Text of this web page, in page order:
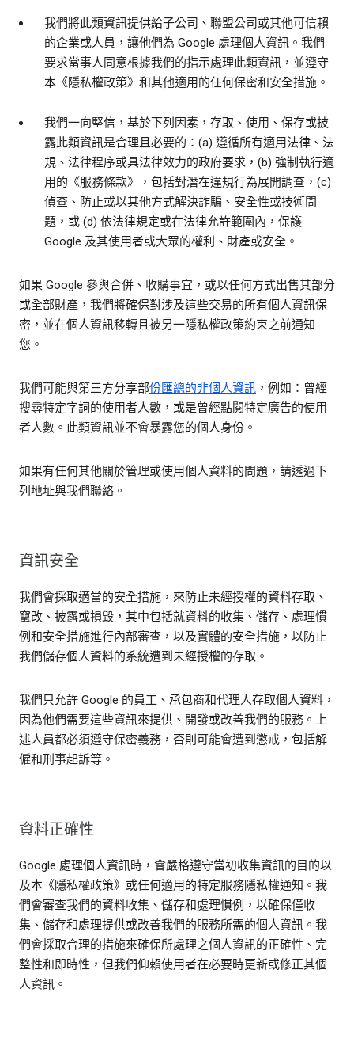
我們將此類資訊提供給子公司、聯盟公司或其他可信賴
的企業或人員，讓他們為 Google 處理個人資訊。我們
要求當事人同意根據我們的指示處理此類資訊，並遵守
本《隱私權政策》和其他適用的任何保密和安全措施。
我們一向堅信，基於下列因素，存取、使用、保存或披
露此類資訊是合理且必要的：(a) 遵循所有適用法律、法
規、法律程序或具法律效力的政府要求，(b) 強制執行適
用的《服務條款》，包括對潛在違規行為展開調查，(c)
偵查、防止或以其他方式解決詐騙、安全性或技術問
題，或 (d) 依法律規定或在法律允許範圍內，保護
Google 及其使用者或大眾的權利、財產或安全。
如果 Google 參與合併、收購事宜，或以任何方式出售其部分
或全部財產，我們將確保對涉及這些交易的所有個人資訊保
密，並在個人資訊移轉且被另一隱私權政策約束之前通知
您。
我們可能與第三方分享部份匯總的非個人資訊 ，例如：曾經
搜尋特定字詞的使用者人數，或是曾經點閱特定廣告的使用
者人數。此類資訊並不會暴露您的個人身份。
如果有任何其他關於管理或使用個人資料的問題，請透過下
列地址與我們聯絡。
資訊安全
我們會採取適當的安全措施，來防止未經授權的資料存取、
竄改、披露或損毀，其中包括就資料的收集、儲存、處理慣
例和安全措施進行內部審查，以及實體的安全措施，以防止
我們儲存個人資料的系統遭到未經授權的存取。
我們只允許 Google 的員工、承包商和代理人存取個人資料，
因為他們需要這些資訊來提供、開發或改善我們的服務。上
述人員都必須遵守保密義務，否則可能會遭到懲戒，包括解
僱和刑事起訴等。
資料正確性
Google 處理個人資訊時，會嚴格遵守當初收集資訊的目的以
及本《隱私權政策》或任何適用的特定服務隱私權通知。我
們會審查我們的資料收集、儲存和處理慣例，以確保僅收
集、儲存和處理提供或改善我們的服務所需的個人資訊。我
們會採取合理的措施來確保所處理之個人資訊的正確性、完
整性和即時性，但我們仰賴使用者在必要時更新或修正其個
人資訊。